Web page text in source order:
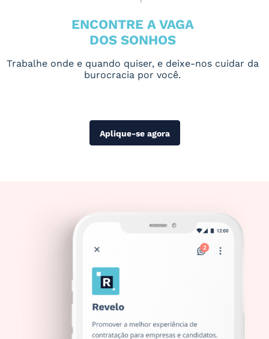
ENCONTRE A VAGA
DOS SONHOS
Trabalhe onde e quando quiser, e deixe-nos cuidar da
burocracia por você.
Aplique-se agora